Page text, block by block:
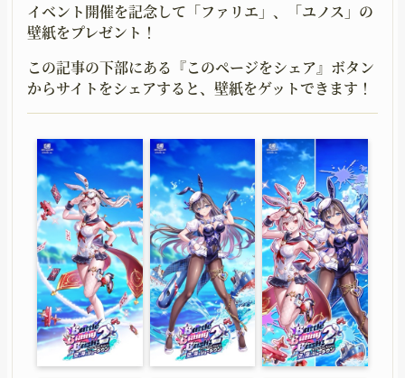
イベント開催を記念して「ファリエ」、「ユノス」の
壁紙をプレゼント！
この記事の下部にある『このページをシェア』ボタン
からサイトをシェアすると、壁紙をゲットできます！